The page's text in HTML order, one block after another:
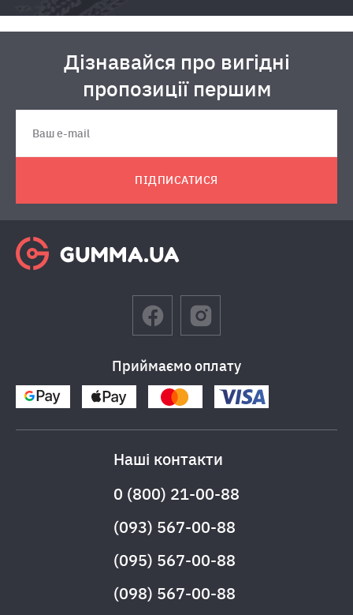
Дізнавайся про вигідні
пропозиції першим
ПІДПИСАТИСЯ
Приймаємо оплату
Наші контакти
0 (800) 21-00-88
(093) 567-00-88
(095) 567-00-88
(098) 567-00-88